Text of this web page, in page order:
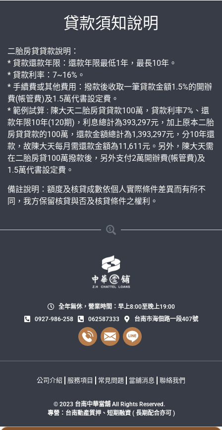
貸款須知說明
二胎房貸貸款說明：
* 貸款還款年限：還款年限最低1年，最長10年。
* 貸款利率：7~16%。
* 手續費或其他費用：撥款後收取一筆貸款金額1.5%的開辦
費(帳管費)及1.5萬代書設定費。
* 範例試算 : 陳大天二胎房貸貸款100萬，貸款利率7%、還
款年限10年(120期)，利息總計為393,297元，加上原本二胎
房貸貸款的100萬，還款金額總計為1,393,297元，分10年還
款，故陳大天每月需還款金額為11,611元。另外，陳大天需
在二胎房貸100萬撥款後，另外支付2萬開辦費(帳管費)及
1.5萬代書設定費。
備註說明：額度及核貸成數依個人實際條件差異而有所不
同，我方保留核貸與否及核貸條件之權利。
全年無休，營業時間：早上8:00至晚上19:00
0927-986-258
062587333 台南市海佃路一段407號
公司介紹 服務項目 常見問題 當舖消息 聯絡我們
© 2023 台南中華當舖 All Rights Reserved.
專營：台南動產質押、短期融資 ( 長期配合亦可 )